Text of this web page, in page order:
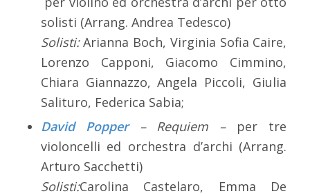
solisti (Arrang. Andrea Tedesco)
Solisti:Arianna Boch, Virginia Sofia Caire,
Lorenzo Capponi, Giacomo Cimmino,
Chiara Giannazzo, Angela Piccoli, Giulia
Salituro, Federica Sabia;
David Popper– Requiem – per tre
violoncelli ed orchestra d’archi (Arrang.
Arturo Sacchetti)
Solisti:Carolina Castelaro, Emma De